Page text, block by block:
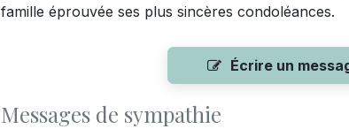
famille éprouvée ses plus sincères condoléances.
Écrire un
Messages de sympathie